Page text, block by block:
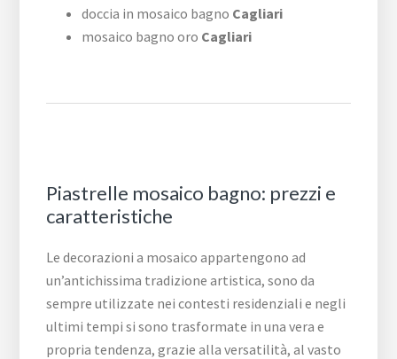
doccia in mosaico bagno Cagliari
mosaico bagno oro Cagliari
Piastrelle mosaico bagno: prezzi e
caratteristiche
Le decorazioni a mosaico appartengono ad
un’antichissima tradizione artistica, sono da
sempre utilizzate nei contesti residenziali e negli
ultimi tempi si sono trasformate in una vera e
propria tendenza, grazie alla versatilità, al vasto